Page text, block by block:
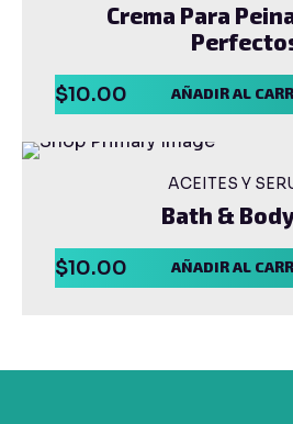
Crema Para
$10.00 AÑADIR AL
ACEITES Y
Bath &
$10.00 AÑADIR AL